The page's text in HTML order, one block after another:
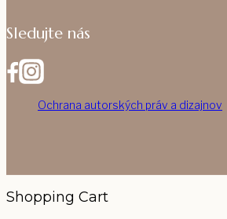
Sledujte nás
Ochrana autorských práv a dizajnov
Shopping Cart